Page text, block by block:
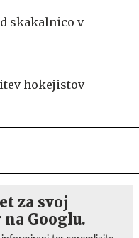
skakalnico v
hokejistov
za svoj
Googlu.